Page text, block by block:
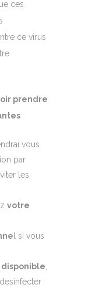
ces
ce virus
prendre
:
vous
par
les
votre
l si vous